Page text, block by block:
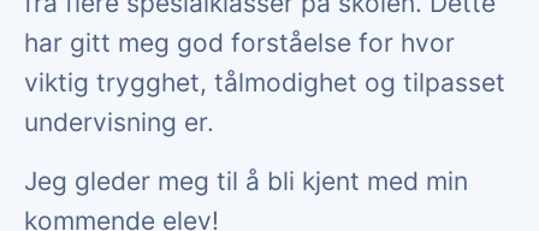
har gitt meg god forståelse for hvor
viktig trygghet, tålmodighet og tilpasset
undervisning er.
Jeg gleder meg til å bli kjent med min
kommende elev!